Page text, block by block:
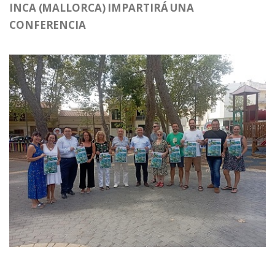
INCA (MALLORCA) IMPARTIRÁ UNA
CONFERENCIA